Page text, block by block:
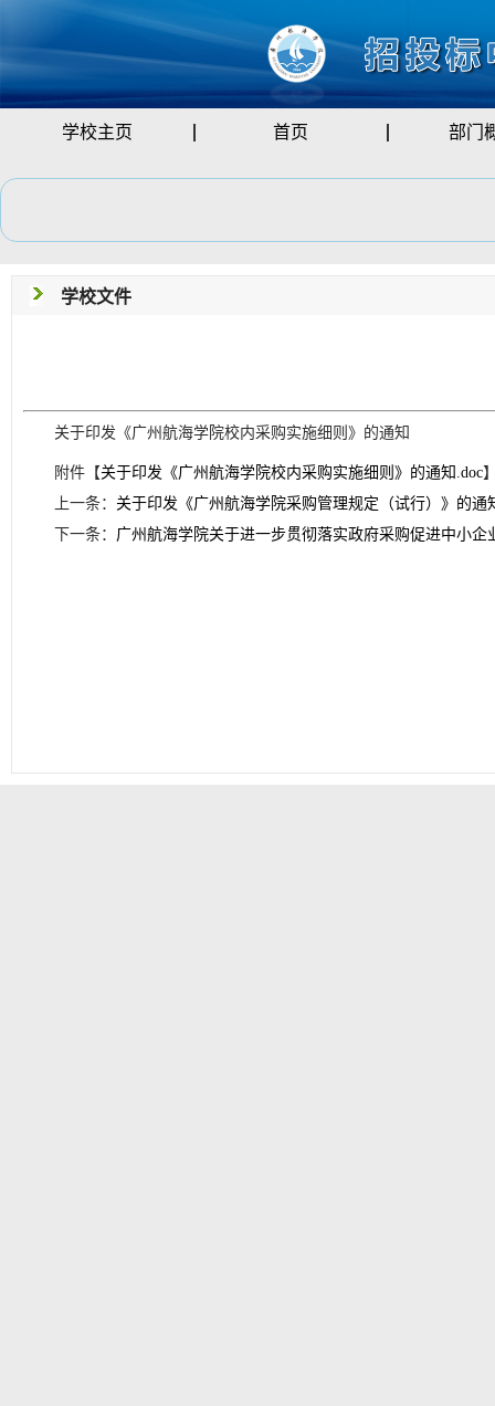
学校主页 首页 部门
学校文件
关于印发《广州航海学院校内采购实施细则》的通知
附件【关于印发《广州航海学院校内采购实施细则》的通知.doc
上一条： 关于印发《广州航海学院采购管理规定（试行）》的通
下一条： 广州航海学院关于进一步贯彻落实政府采购促进中小企